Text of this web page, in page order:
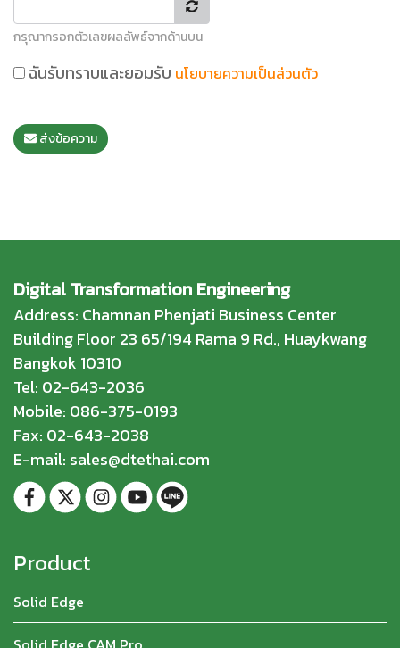
กรุณากรอกตัวเลขผลลัพธ์จากด้านบน
ฉันรับทราบและยอมรับ นโยบายความเป็นส่วนตัว
ส่งข้อความ
Digital Transformation Engineering
Address: Chamnan Phenjati Business Center
Building Floor 23 65/194 Rama 9 Rd., Huaykwang
Bangkok 10310
Tel: 02-643-2036
Mobile: 086-375-0193
Fax: 02-643-2038
E-mail: sales@dtethai.com
Product
Solid Edge